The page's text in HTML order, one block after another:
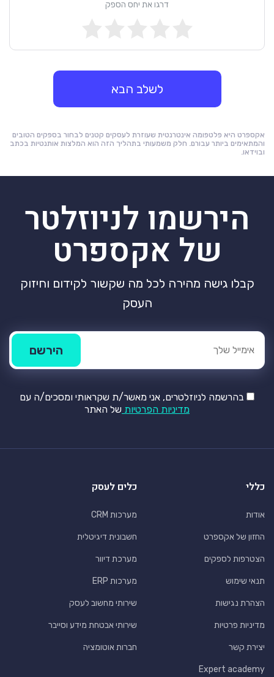
דרגו את יחס הספק
לשלב הבא
אקספרט היא פלטפומה אינטרנטית שעוזרת לעסקים קטנים לבחור בספקים הטובים
והמתאימים ביותר עבורם. חלק משמעותי בתהליך הזה הוא המלצות אותנטיות בכתב
ובוידאו.
הירשמו לניוזלטר
של אקספרט
קבלו גישה מהירה לכל מה שקשור לקידום וחיזוק
העסק
בהרשמה לניוזלטרים, אני מאשר/ת שקראותי ומסכים/ה עם
מדיניות הפרטיות של האתר
כללי
אודות
החזון של אקספרט
הצטרפות לספקים
תנאי שימוש
הצהרת נגישות
מדיניות פרטיות
יצירת קשר
Expert academy
כלים לעסק
מערכות CRM
חשבונית דיגיטלית
מערכת דיוור
מערכות ERP
שירותי מחשוב לעסק
שירותי אבטחת מידע וסייבר
חברות אוטומציה